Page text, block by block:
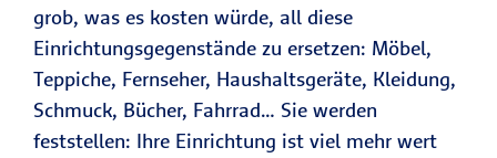
grob, was es kosten würde, all diese
Einrichtungsgegenstände zu ersetzen: Möbel,
Teppiche, Fernseher, Haushaltsgeräte, Kleidung,
Schmuck, Bücher, Fahrrad… Sie werden
feststellen: Ihre Einrichtung ist viel mehr wert